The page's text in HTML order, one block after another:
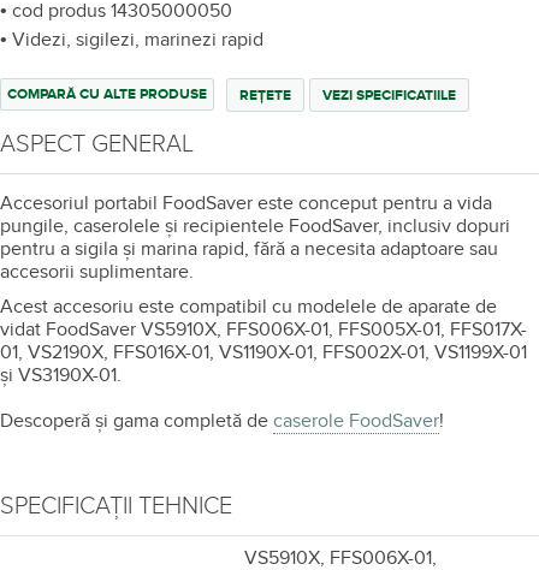
• cod produs 14305000050
• Videzi, sigilezi, marinezi rapid
REȚETE
COMPARĂ CU ALTE PRODUSE VEZI SPECIFICATIILE
ASPECT GENERAL
Accesoriul portabil FoodSaver este conceput pentru a vida
pungile, caserolele și recipientele FoodSaver, inclusiv dopuri
pentru a sigila și marina rapid, fără a necesita adaptoare sau
accesorii suplimentare.
Acest accesoriu este compatibil cu modelele de aparate de
vidat FoodSaver VS5910X, FFS006X-01, FFS005X-01, FFS017X-
01, VS2190X, FFS016X-01, VS1190X-01, FFS002X-01, VS1199X-01
și VS3190X-01.
Descoperă și gama completă de caserole FoodSaver!
SPECIFICAȚII TEHNICE
VS5910X, FFS006X-01,